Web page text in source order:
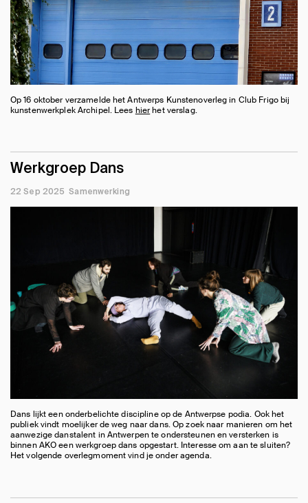
Op 16 oktober verzamelde het Antwerps Kunstenoverleg in Club Frigo bij
kunstenwerkplek Archipel. Lees hierhet verslag.
Werkgroep Dans
22 Sep 2025 Samenwerking
Dans lijkt een onderbelichte discipline op de Antwerpse podia. Ook het
publiek vindt moelijker de weg naar dans. Op zoek naar manieren om het
aanwezige danstalent in Antwerpen te ondersteunen en versterken is
binnen AKO een werkgroep dans opgestart. Interesse om aan te sluiten?
Het volgende overlegmoment vind je onder agenda.